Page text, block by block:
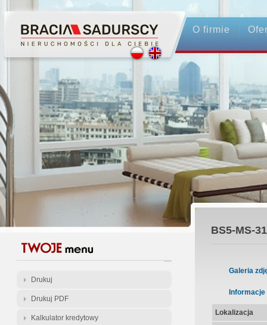
O firmie
Drukuj
Drukuj PDF
Kalkulator kredytowy
BS5-MS-
Galeria
Informacje
Lokalizacja